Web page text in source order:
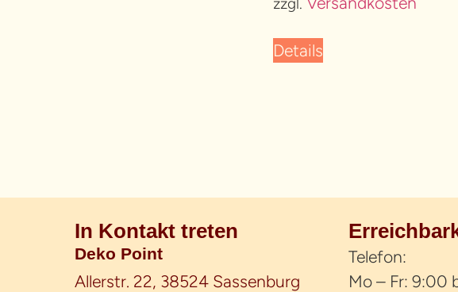
Details
In Kontakt treten
Deko Point
Allerstr. 22, 38524 Sassenburg
Telefon:
Mo – Fr: 9:00